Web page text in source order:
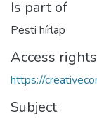
Is part of
Pesti hírlap
Access rights
https://
Subject